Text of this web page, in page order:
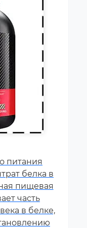
питания
белка в
пищевая
часть
в белке,
к